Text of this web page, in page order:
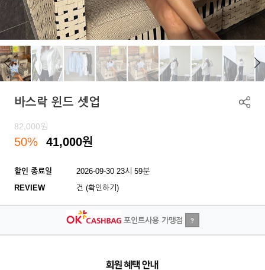
바스락 윈드 셋업
82,000원
50% 41,000원
할인 종료일
2026-09-30 23시 59분
REVIEW
건 (확인하기)
포인트사용 가맹점 ?